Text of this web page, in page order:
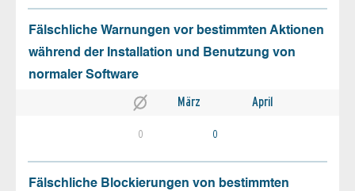
Fälschliche Warnungen vor bestimmten Aktionen
während der Installation und Benutzung von
normaler Software
März April
0 0
Fälschliche Blockierungen von bestimmten